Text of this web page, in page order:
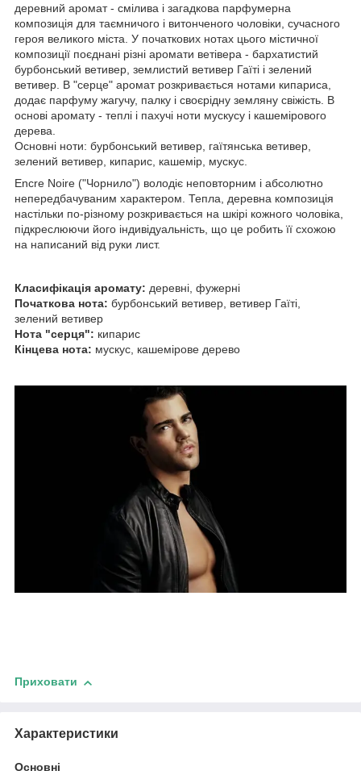
деревний аромат - смілива і загадкова парфумерна
композиція для таємничого і витонченого чоловіки, сучасного
героя великого міста. У початкових нотах цього містичної
композиції поєднані різні аромати ветівера - бархатистий
бурбонський ветивер, землистий ветивер Гаїті і зелений
ветивер. В "серце" аромат розкривається нотами кипариса,
додає парфуму жагучу, палку і своєрідну земляну свіжість. В
основі аромату - теплі і пахучі ноти мускусу і кашемірового
дерева.
Основні ноти: бурбонський ветивер, гаїтянська ветивер,
зелений ветивер, кипарис, кашемір, мускус.
Encre Noire ("Чорнило") володіє неповторним і абсолютно
непередбачуваним характером. Тепла, деревна композиція
настільки по-різному розкривається на шкірі кожного чоловіка,
підкреслюючи його індивідуальність, що це робить її схожою
на написаний від руки лист.
Класифікація аромату: деревні, фужерні
Початкова нота: бурбонський ветивер, ветивер Гаїті,
зелений ветивер
Нота "серця": кипарис
Кінцева нота: мускус, кашемірове дерево
Приховати
Характеристики
Основні